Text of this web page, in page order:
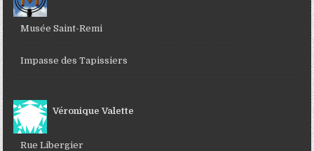
Musée Saint-Remi
Impasse des Tapissiers
Véronique Valette
Rue Libergier